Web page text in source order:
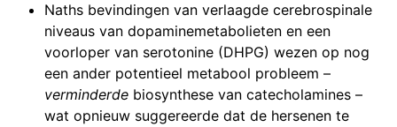
Naths bevindingen van verlaagde cerebrospinale
niveaus van dopaminemetabolieten en een
voorloper van serotonine (DHPG) wezen op nog
een ander potentieel metabool probleem –
verminderde biosynthese van catecholamines –
wat opnieuw suggereerde dat de hersenen te